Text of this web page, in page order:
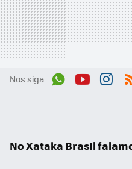
Nos siga
No Xataka Brasil